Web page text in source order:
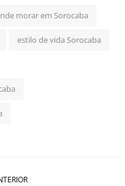
morar em Sorocaba
estilo de vida Sorocaba